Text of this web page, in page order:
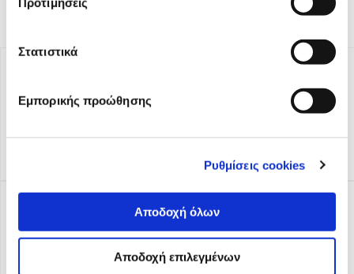
Στατιστικά
Εμπορικής προώθησης
Ρυθμίσεις cookies
Αποδοχή όλων
Αποδοχή επιλεγμένων